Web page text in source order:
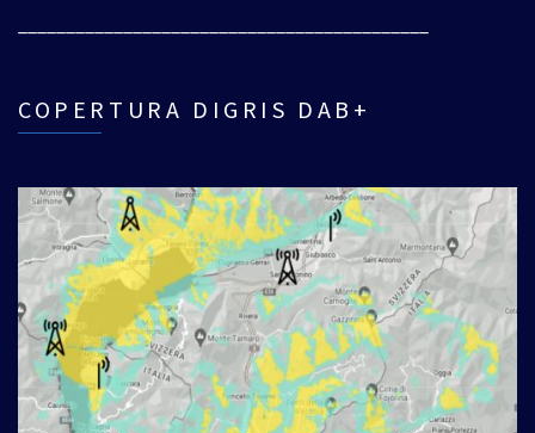
COPERTURA DIGRIS DAB+